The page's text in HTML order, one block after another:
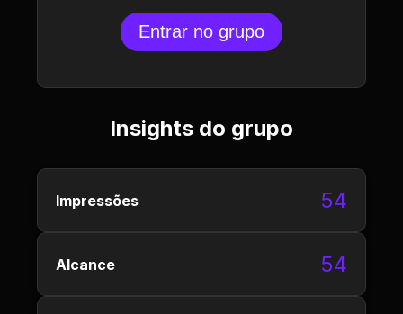
Entrar no grupo
Insights do grupo
Impressões 54
Alcance 54